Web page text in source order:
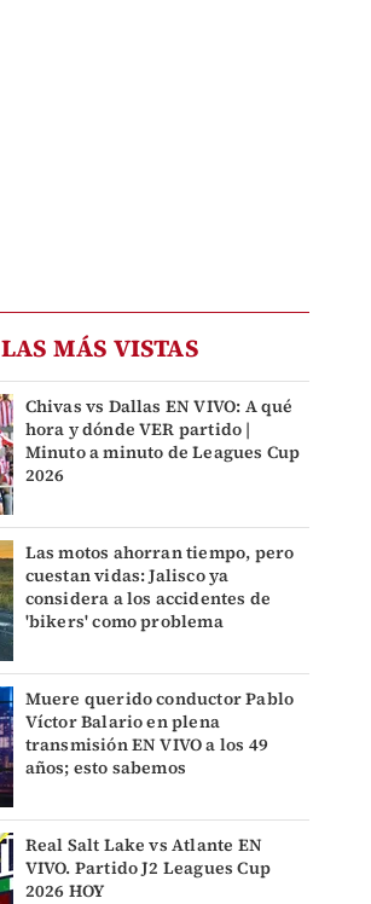
LAS MÁS VISTAS
Chivas vs Dallas EN VIVO: A qué
hora y dónde VER partido |
Minuto a minuto de Leagues Cup
2026
Las motos ahorran tiempo, pero
cuestan vidas: Jalisco ya
considera a los accidentes de
'bikers' como problema
Muere querido conductor Pablo
Víctor Balario en plena
transmisión EN VIVO a los 49
años; esto sabemos
Real Salt Lake vs Atlante EN
VIVO. Partido J2 Leagues Cup
2026 HOY